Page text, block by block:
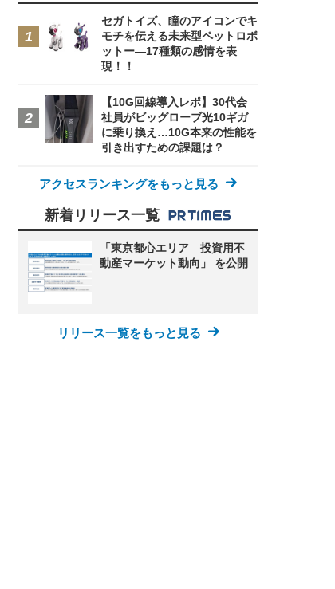
セガトイズ、瞳のアイコンでキ
モチを伝える未来型ペットロボ
ットー—17種類の感情を表
現！！
【10G回線導入レポ】30代会
社員がビッグローブ光10ギガ
に乗り換え…10G本来の性能を
引き出すための課題は？
アクセスランキングをもっと見る
新着リリース一覧
「東京都心エリア 投資用不
動産マーケット動向」 を公開
リリース一覧をもっと見る